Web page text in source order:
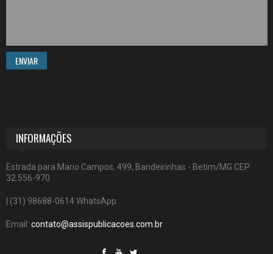
ENVIAR
INFORMAÇÕES
Estrada para Mario Campos, 499, Bandeirinhas - Betim/MG CEP:
32.556-970
| (31) 98688-0614 WhatsApp
Email: contato@assispublicacoes.com.br